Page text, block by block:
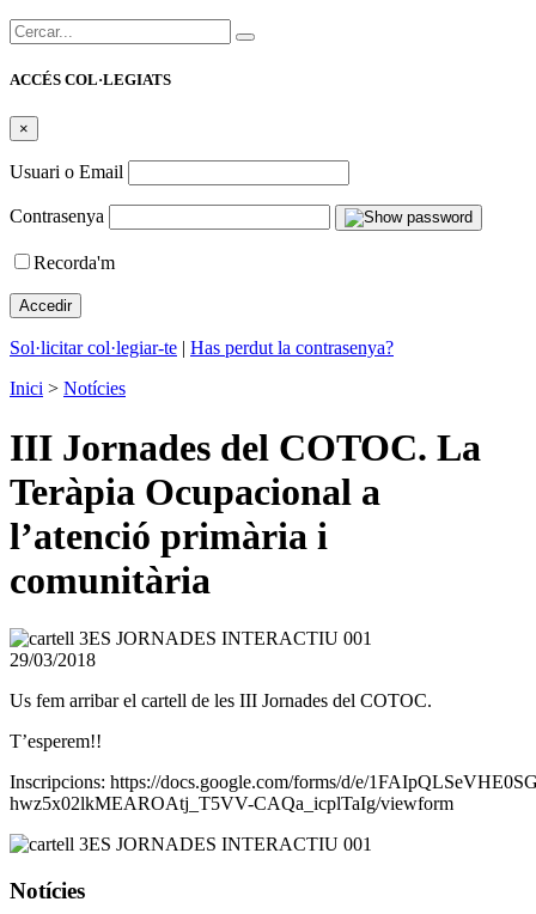
Cercar:
ACCÉS COL·LEGIATS
×
Usuari o Email
Contrasenya
Recorda'm
Sol·licitar col·legiar-te | Has perdut la contrasenya?
Inici > Notícies
III Jornades del COTOC. La
Teràpia Ocupacional a
l’atenció primària i
comunitària
29/03/2018
Us fem arribar el cartell de les III Jornades del COTOC.
T’esperem!!
Inscripcions: https://docs.google.com/forms/d/e/
hwz5x02lkMEAROAtj_T5VV-CAQa_icplTaIg/viewform
Notícies